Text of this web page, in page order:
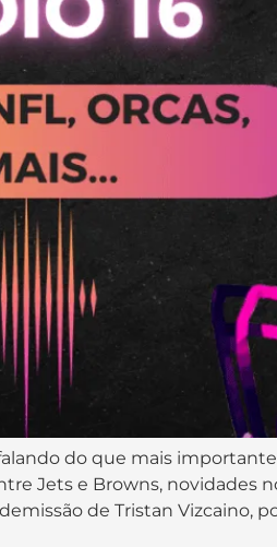
do que mais
Jets e Browns, novidades
de Tristan Vizcaino,